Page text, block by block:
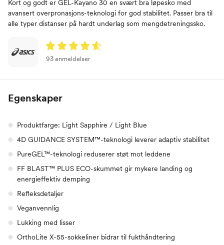
Kort og godt er GEL-Kayano 30 en svært bra løpesko med
avansert overpronasjons-teknologi for god stabilitet. Passer bra til
alle typer distanser på hardt underlag som mengdetreningssko.
93 anmeldelser
Egenskaper
Produktfarge: Light Sapphire / Light Blue
4D GUIDANCE SYSTEM™-teknologi leverer adaptiv stabilitet
PureGEL™-teknologi reduserer støt mot leddene
FF BLAST™ PLUS ECO-skummet gir mykere landing og
energieffektiv demping
Refleksdetaljer
Veganvennlig
Lukking med lisser
OrthoLite X-55-sokkeliner bidrar til fukthåndtering